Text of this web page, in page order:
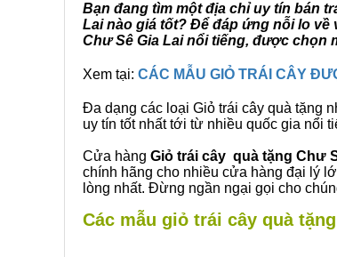
Bạn đang tìm một địa chỉ uy tín bán
Lai nào giá tốt? Để đáp ứng nỗi lo về
Chư Sê Gia Lai nổi tiếng, được chọn
Xem tại: CÁC MẪU GIỎ TRÁI CÂY
Đa dạng các loại Giỏ trái cây quà tặng
uy tín tốt nhất tới từ nhiều quốc gia nổi
Cửa hàng Giỏ trái cây quà tặng Chư
chính hãng cho nhiều cửa hàng đại lý
lòng nhất. Đừng ngần ngại gọi cho
Các mẫu giỏ trái cây quà